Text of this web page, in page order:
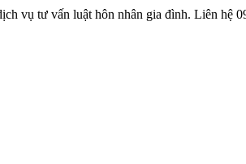
vụ tư vấn luật hôn nhân gia đình. Liên hệ